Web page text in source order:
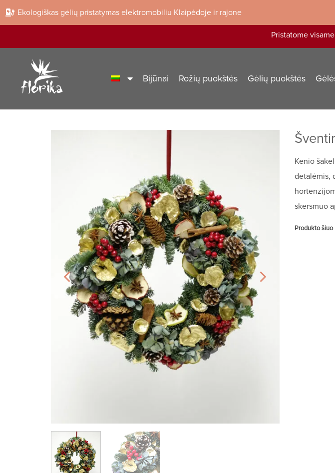
Ekologiškas gėlių pristatymas elektromobiliu Klaipėdoje ir rajone
Pristatome
Bijūnai Rožių puokštės Gėlių puokštės
Kenio
detalėmis,
skersmuo
Produkto šiuo